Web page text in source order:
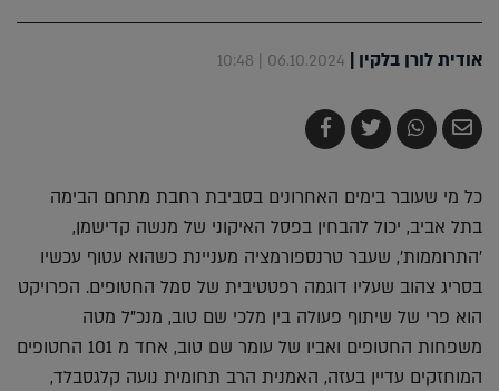
אודית לורן בלקין |
06.10.2024 | 10:48
שלח
בדואר
שתף
ב-
צייץ
ב-
שתף
ב-
כל מי שעובר בימים האחרונים בסביבת רחבת מתחם הבימה
בתל אביב, יכול להבחין בפסל האיקוני של מנשה קדישמן,
'התרוממות', שעבר טרנספורמציה מעניינת כשהוא עטוף עכשיו
בסריג צהוב שעליו דוגמה רפטטיבית של סמל החטופים. הפרויקט
הוא פרי של שיתוף פעולה בין מלכי שם טוב, מנכ"ל מטה
משפחות החטופים ואביו של עומר שם טוב, אחד מ 101 החטופים
המוחזקים עדיין בעזה, האמנית הרב תחומית נועה קלגסבלד,